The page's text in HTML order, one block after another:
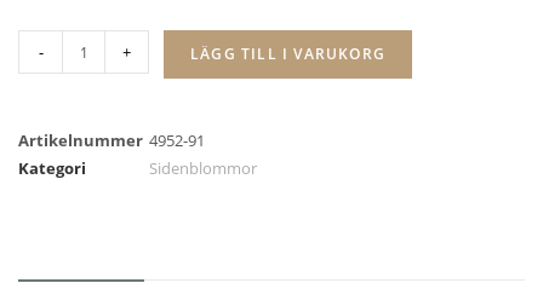
- + LÄGG TILL I VARUKORG
Artikelnummer 4952-91
Kategori
Sidenblommor